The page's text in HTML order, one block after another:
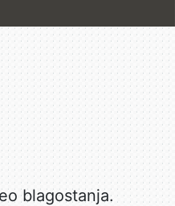
blagostanja.